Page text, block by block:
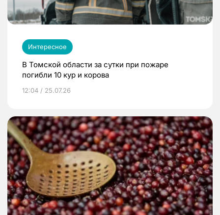
Интересное
В Томской области за сутки при пожаре
погибли 10 кур и корова
12:04 / 25.07.26